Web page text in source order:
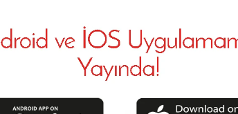
Stoktakiler